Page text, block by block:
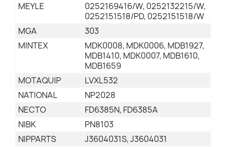
MEYLE
0252169416/W, 0252132215/W,
0252151518/PD, 0252151518/W
MGA
303
MINTEX
MDK0008, MDK0006, MDB1927,
MDB1410, MDK0007, MDB1610,
MDB1659
MOTAQUIP
LVXL532
NATIONAL
NP2028
NECTO
FD6385N, FD6385A
NIBK
PN8103
NIPPARTS
J3604031S, J3604031